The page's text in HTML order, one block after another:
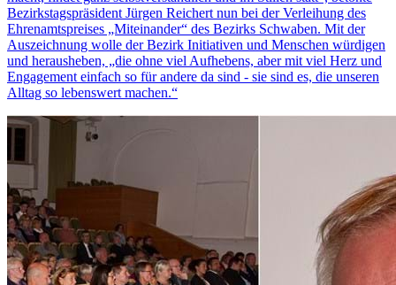
Bezirkstagspräsident Jürgen Reichert nun bei der Verleihung des
Ehrenamtspreises „Miteinander“ des Bezirks Schwaben. Mit der
Auszeichnung wolle der Bezirk Initiativen und Menschen würdigen
und herausheben, „die ohne viel Aufhebens, aber mit viel Herz und
Engagement einfach so für andere da sind - sie sind es, die unseren
Alltag so lebenswert machen.“